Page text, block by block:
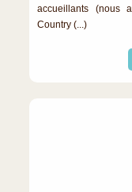
accueillants (nous
Country (...)